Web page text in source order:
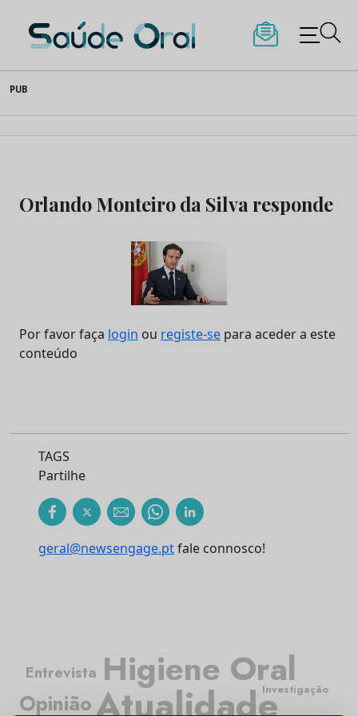
to
content
Saúde Oral
PUB
Orlando Monteiro da Silva responde
Por favor faça login ou registe-se para aceder a este
conteúdo
TAGS
Partilhe
geral@newsengage.ptfale connosco!
Atualidade
Higiene Oral
Entrevista
Opinião Investigação